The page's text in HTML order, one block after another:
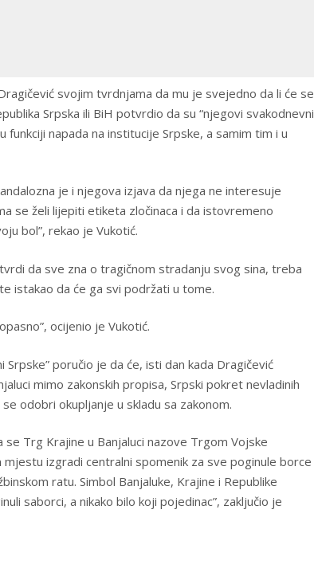
svojim tvrdnjama da mu je svejedno da li će se
Srpska ili BiH potvrdio da su “njegovi svakodnevni
funkciji napada na institucije Srpske, a samim tim i u
je i njegova izjava da njega ne interesuje
se želi lijepiti etiketa zločinaca i da istovremeno
bol”, rekao je Vukotić.
da sve zna o tragičnom stradanju svog sina, treba
istakao da će ga svi podržati u tome.
ocijenio je Vukotić.
Srpske” poručio je da će, isti dan kada Dragičević
mimo zakonskih propisa, Srpski pokret nevladinih
odobri okupljanje u skladu sa zakonom.
se Trg Krajine u Banjaluci nazove Trgom Vojske
mjestu izgradi centralni spomenik za sve poginule borce
ratu. Simbol Banjaluke, Krajine i Republike
saborci, a nikako bilo koji pojedinac”, zaključio je